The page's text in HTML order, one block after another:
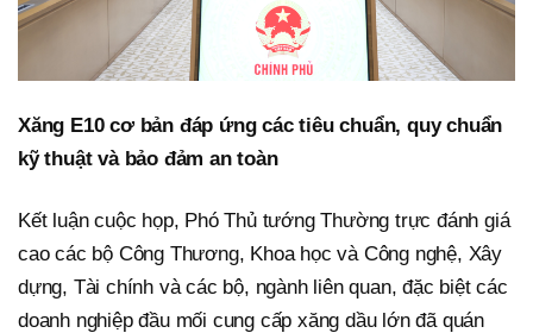
Xăng E10 cơ bản đáp ứng các tiêu chuẩn, quy chuẩn
kỹ thuật và bảo đảm an toàn
Kết luận cuộc họp, Phó Thủ tướng Thường trực đánh giá
cao các bộ Công Thương, Khoa học và Công nghệ, Xây
dựng, Tài chính và các bộ, ngành liên quan, đặc biệt các
doanh nghiệp đầu mối cung cấp xăng dầu lớn đã quán